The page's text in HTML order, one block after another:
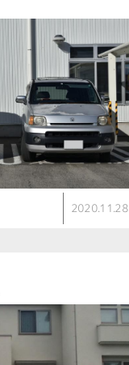
2020.11.28